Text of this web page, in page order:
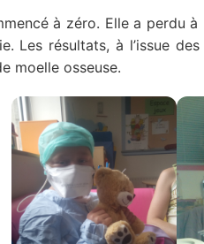
à zéro. Elle a perdu
Les résultats, à l’issue
moelle osseuse.